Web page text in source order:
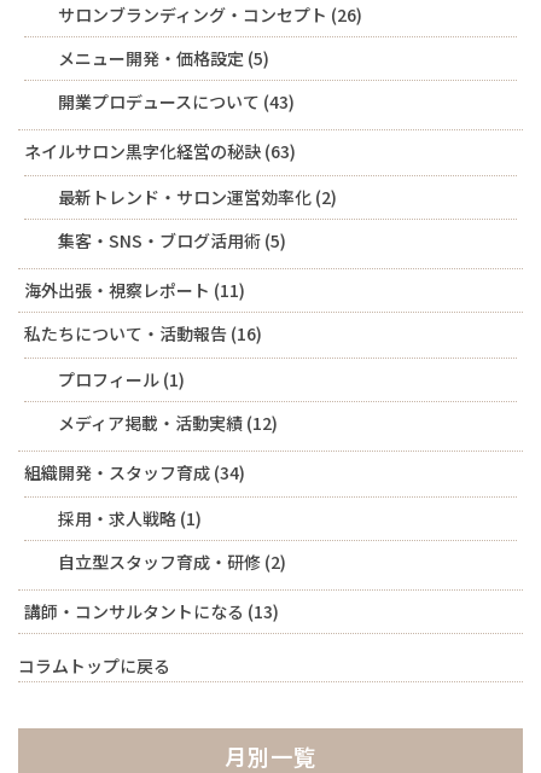
サロンブランディング・コンセプト (26)
メニュー開発・価格設定 (5)
開業プロデュースについて (43)
ネイルサロン黒字化経営の秘訣 (63)
最新トレンド・サロン運営効率化 (2)
集客・SNS・ブログ活用術 (5)
海外出張・視察レポート (11)
私たちについて・活動報告 (16)
プロフィール (1)
メディア掲載・活動実績 (12)
組織開発・スタッフ育成 (34)
採用・求人戦略 (1)
自立型スタッフ育成・研修 (2)
講師・コンサルタントになる (13)
コラムトップに戻る
月別一覧